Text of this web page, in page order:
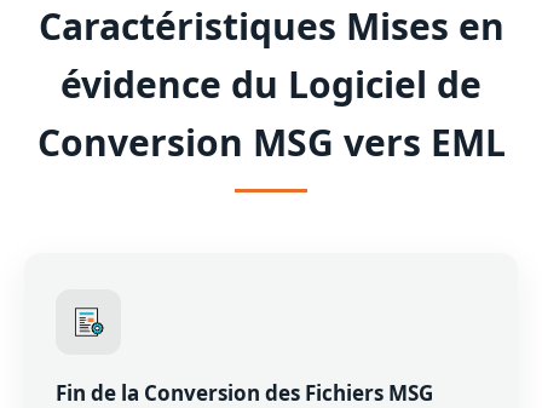
Caractéristiques Mises en
évidence du Logiciel de
Conversion MSG vers EML
Fin de la Conversion des Fichiers MSG